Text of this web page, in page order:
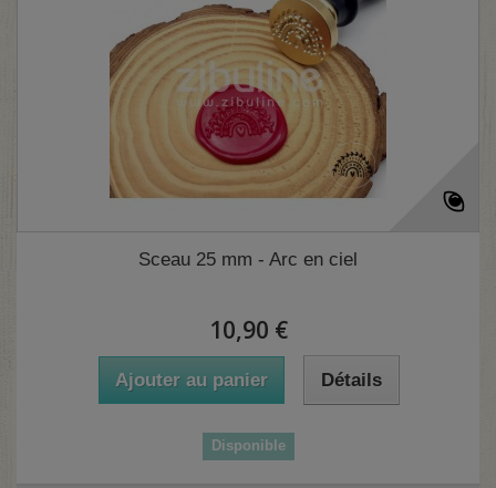
(1 avis)
Sceau 25 mm - Arc en ciel
10,90 €
Ajouter au panier Détails
Disponible